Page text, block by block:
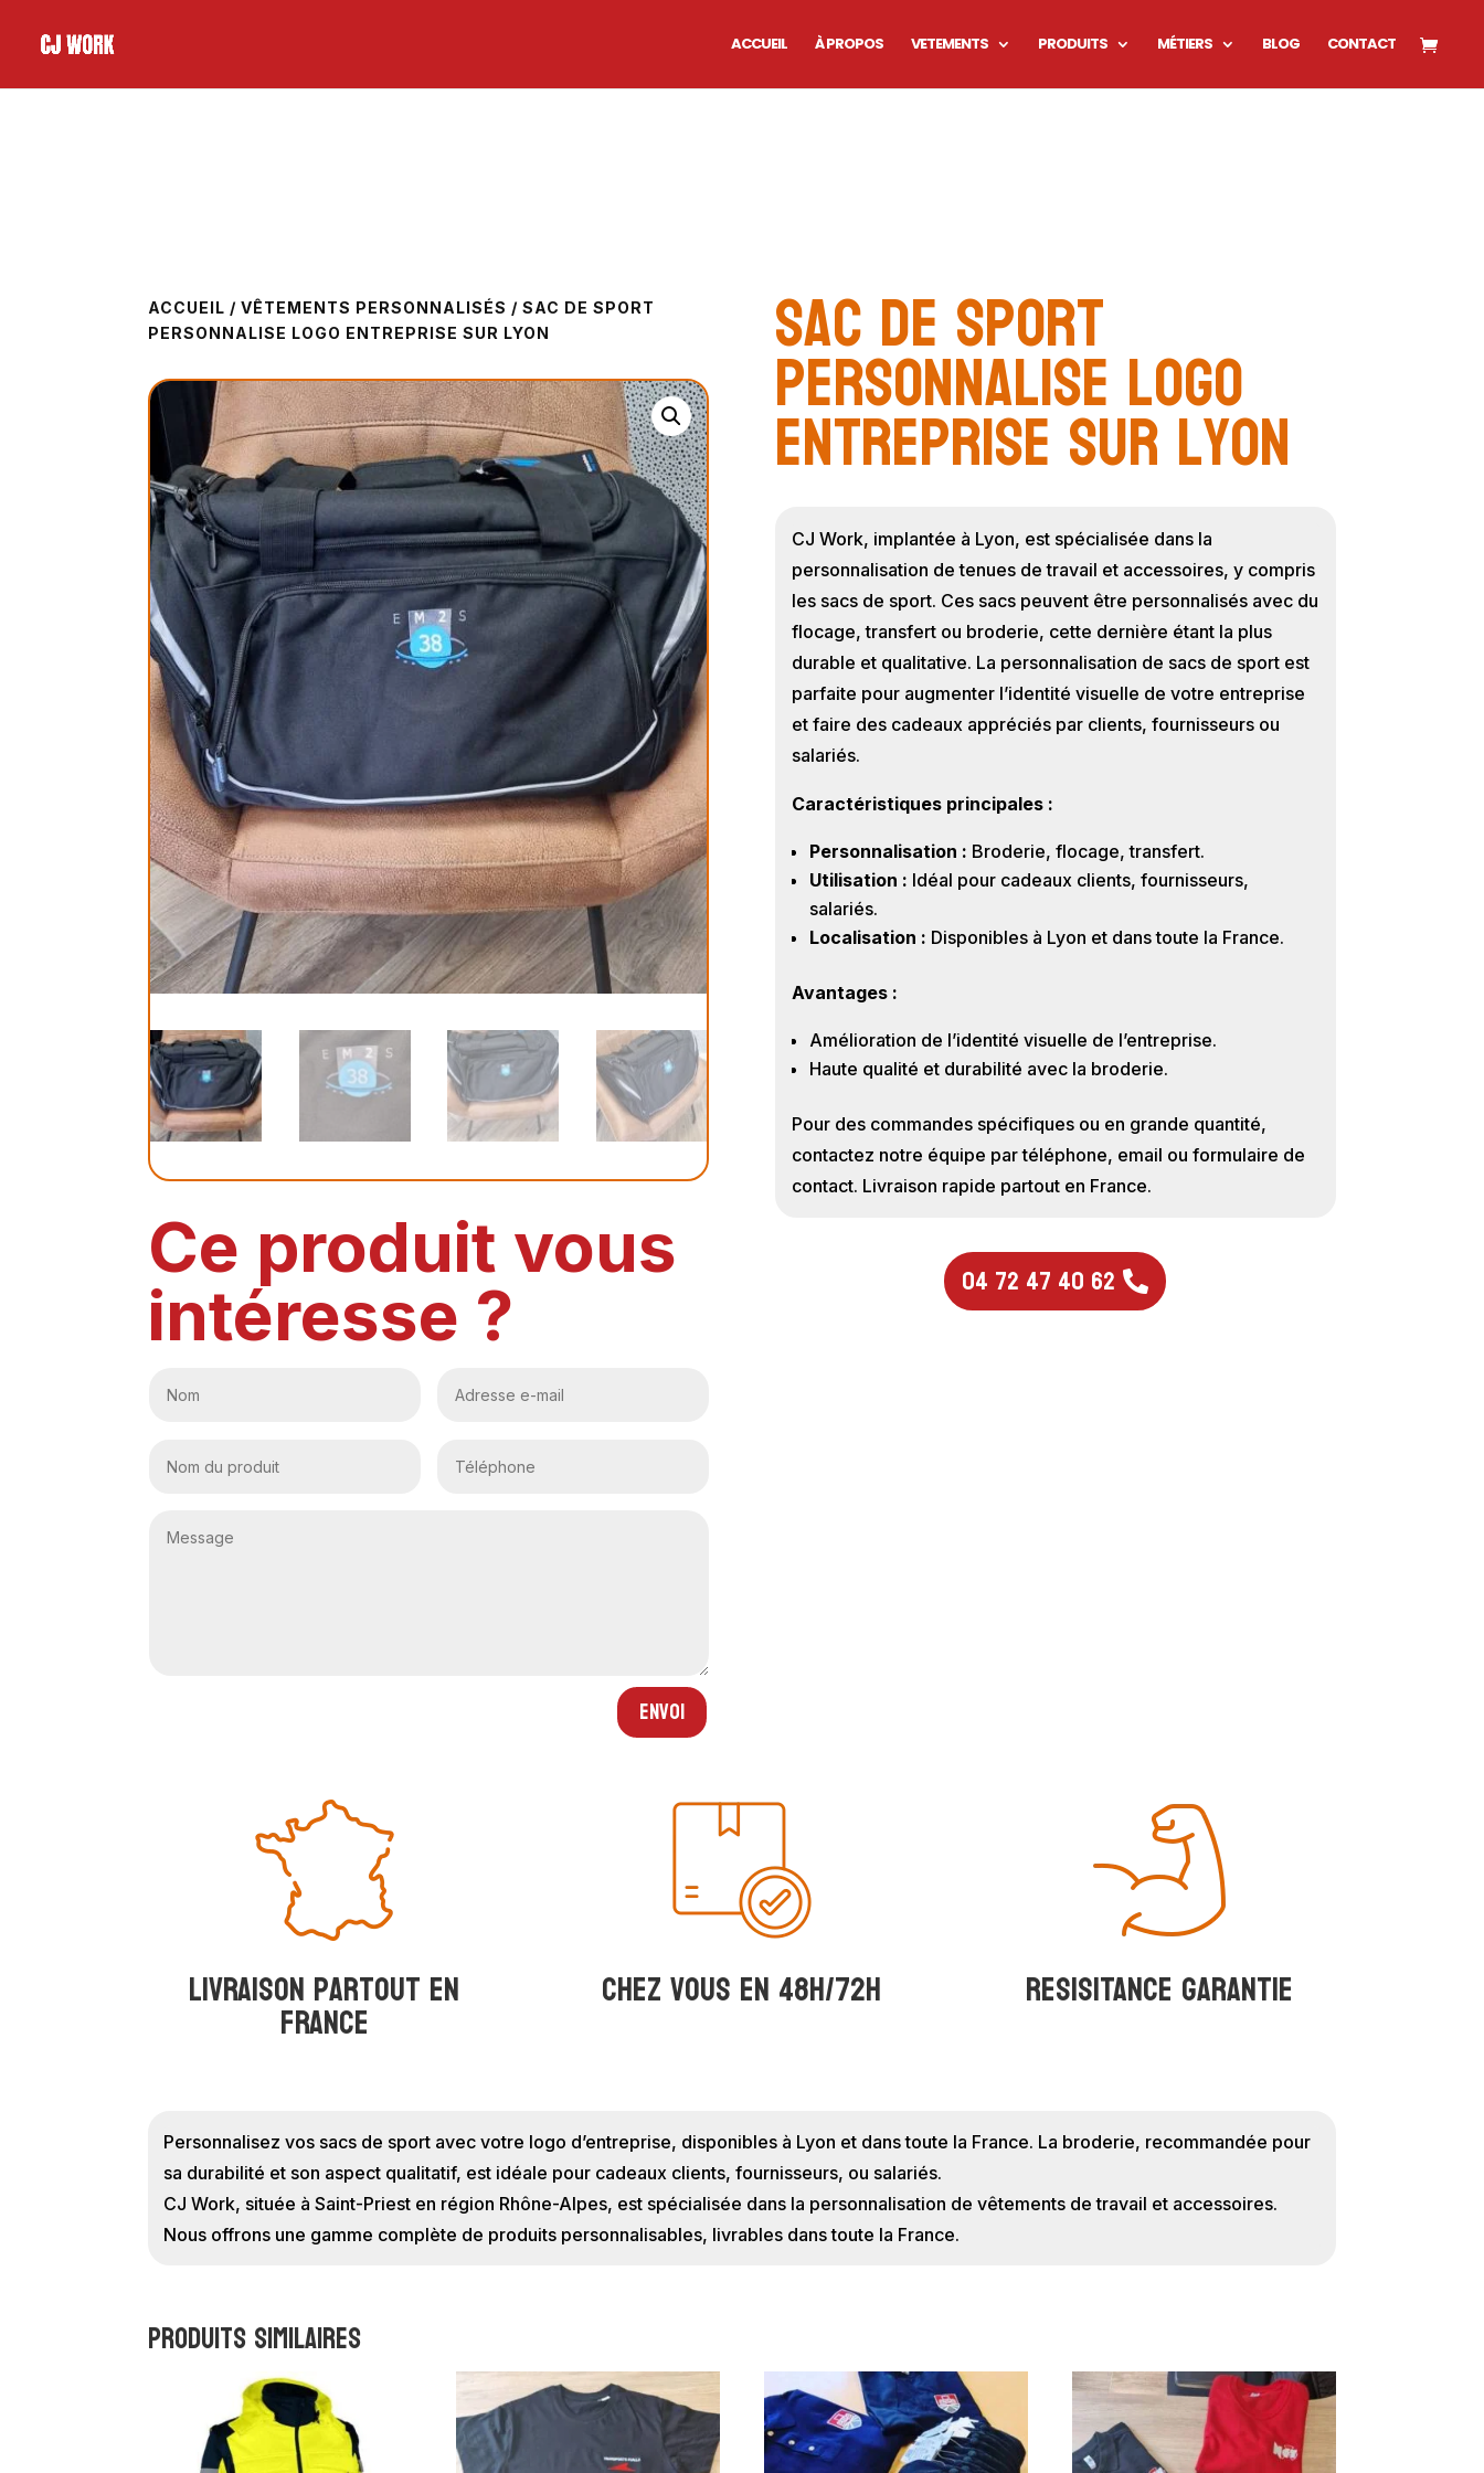
ACCUEIL À PROPOS VETEMENTS PRODUITS MÉTIERS BLOG CONTACT
ACCUEIL /VÊTEMENTS PERSONNALISÉS / SAC DE SPORT
PERSONNALISE LOGO ENTREPRISE SUR LYON
Ce produit vous
intéresse ?
Envoi
Sac de sport
personnalise logo
entreprise sur Lyon
CJ Work, implantée à Lyon, est spécialisée dans la
personnalisation de tenues de travail et accessoires, y compris
les sacs de sport. Ces sacs peuvent être personnalisés avec du
flocage, transfert ou broderie, cette dernière étant la plus
durable et qualitative. La personnalisation de sacs de sport est
parfaite pour augmenter l’identité visuelle de votre entreprise
et faire des cadeaux appréciés par clients, fournisseurs ou
salariés.
Caractéristiques principales :
Personnalisation : Broderie, flocage, transfert.
Utilisation : Idéal pour cadeaux clients, fournisseurs,
salariés.
Localisation : Disponibles à Lyon et dans toute la France.
Avantages :
Amélioration de l’identité visuelle de l’entreprise.
Haute qualité et durabilité avec la broderie.
Pour des commandes spécifiques ou en grande quantité,
contactez notre équipe par téléphone, email ou formulaire de
contact. Livraison rapide partout en France.
04 72 47 40 62
Livraison partout en
france
Chez vous en 48h/72h RESISITANCE GARANTIE
Personnalisez vos sacs de sport avec votre logo d’entreprise, disponibles à Lyon et dans toute la France. La broderie, recommandée pour
sa durabilité et son aspect qualitatif, est idéale pour cadeaux clients, fournisseurs, ou salariés.
CJ Work, située à Saint-Priest en région Rhône-Alpes, est spécialisée dans la personnalisation de vêtements de travail et accessoires.
Nous offrons une gamme complète de produits personnalisables, livrables dans toute la France.
Produits similaires